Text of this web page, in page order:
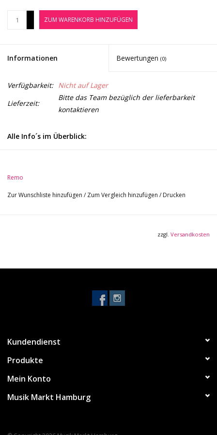
Jobbörse
Marken
ZUM WARENKORB HINZUFÜGEN
Informationen Bewertungen (0)
Verfügbarkeit: Nicht auf Lager
Lieferzeit:
Bitte das Team bezüglich der lieferbarkeit
kontaktieren
Alle Info´s im Überblick:
schwarze, leicht angeraute Oberfläche
Remo
Zur Wunschliste hinzufügen / Zum Vergleich hinzufügen / Drucken
zzgl. Versandkosten
Kundendienst
Produkte
Mein Konto
Musik Markt Hamburg